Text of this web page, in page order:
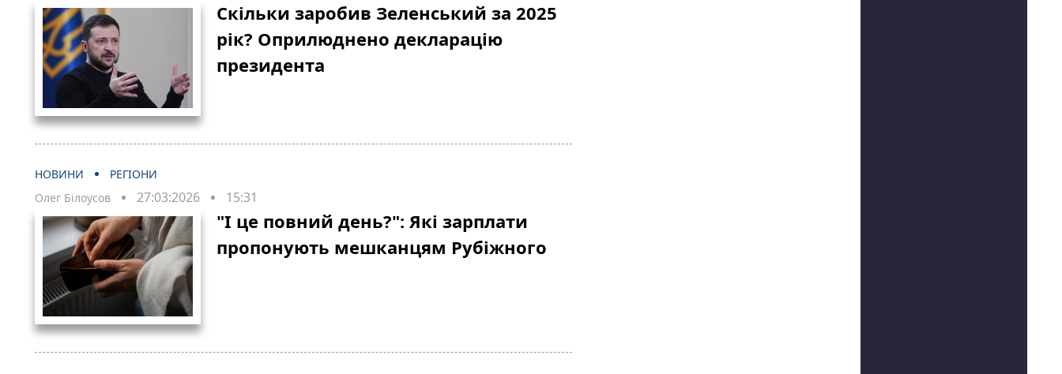
Скільки заробив Зеленський за 2025
рік? Оприлюднено декларацію
президента
НОВИНИ
РЕГІОНИ
Олег Білоусов
27:03:2026 15:31
"І це повний день?": Які зарплати
пропонують мешканцям Рубіжного